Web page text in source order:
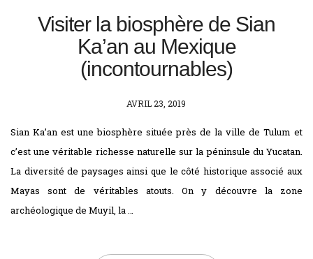
Visiter la biosphère de Sian
Ka’an au Mexique
(incontournables)
POSTED
AVRIL 23, 2019
Sian Ka’an est une biosphère située près de la ville de Tulum et
c’est une véritable richesse naturelle sur la péninsule du Yucatan.
La diversité de paysages ainsi que le côté historique associé aux
Mayas sont de véritables atouts. On y découvre la zone
archéologique de Muyil, la …